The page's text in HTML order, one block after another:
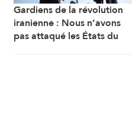
Gardiens de la révolution
iranienne : Nous n’avons
pas attaqué les États du